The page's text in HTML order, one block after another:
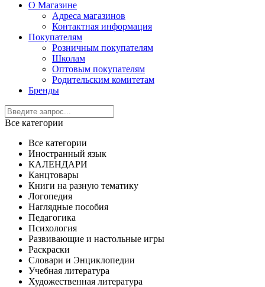
О Магазине
Адреса магазинов
Контактная информация
Покупателям
Розничным покупателям
Школам
Оптовым покупателям
Родительским комитетам
Бренды
Все категории
Все категории
Иностранный язык
КАЛЕНДАРИ
Канцтовары
Книги на разную тематику
Логопедия
Наглядные пособия
Педагогика
Психология
Развивающие и настольные игры
Раскраски
Словари и Энциклопедии
Учебная литература
Художественная литература